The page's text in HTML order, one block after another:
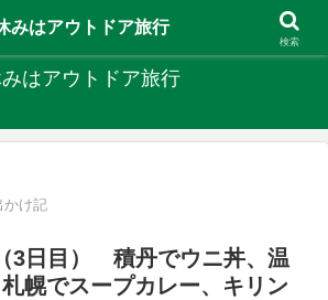
釣り、旅行など外遊びを楽しんでます
はアウトドア旅行
かけ記
3日目） 積丹でウニ丼、温
幌でスープカレー、キリン
みはアウトドア旅行
検索